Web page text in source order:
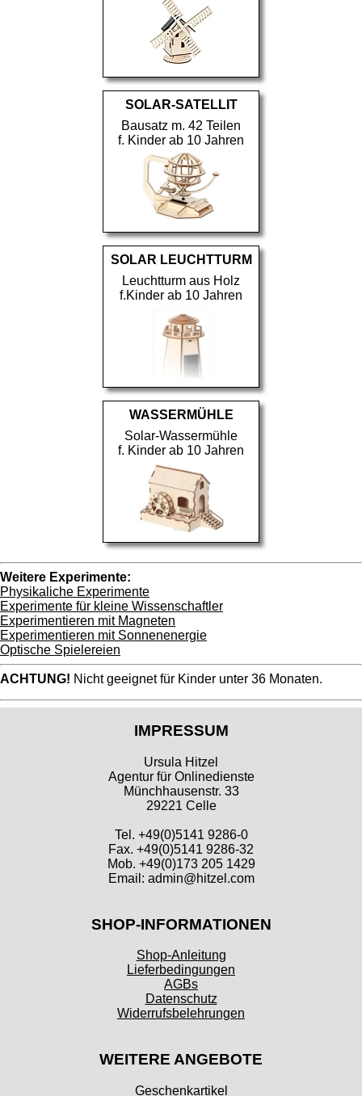
SOLAR-SATELLIT
Bausatz m. 42 Teilen
f. Kinder ab 10 Jahren
SOLAR LEUCHTTURM
Leuchtturm aus Holz
f.Kinder ab 10 Jahren
WASSERMÜHLE
Solar-Wassermühle
f. Kinder ab 10 Jahren
Weitere Experimente:
Physikaliche Experimente
Experimente für kleine Wissenschaftler
Experimentieren mit Magneten
Experimentieren mit Sonnenenergie
Optische Spielereien
ACHTUNG! Nicht geeignet für Kinder unter 36 Monaten.
IMPRESSUM
Ursula Hitzel
Agentur für Onlinedienste
Münchhausenstr. 33
29221 Celle
Tel. +49(0)5141 9286-0
Fax. +49(0)5141 9286-32
Mob. +49(0)173 205 1429
Email: admin@hitzel.com
SHOP-INFORMATIONEN
Shop-Anleitung
Lieferbedingungen
AGBs
Datenschutz
Widerrufsbelehrungen
WEITERE ANGEBOTE
Geschenkartikel